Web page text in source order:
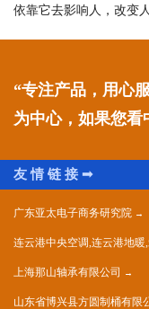
依靠它去影响人，改变
“专注产品，用心
为中心，如果您看
广东亚太电子商务研究院
上海那山轴承有限公司
山东省博兴县方圆制桶有限